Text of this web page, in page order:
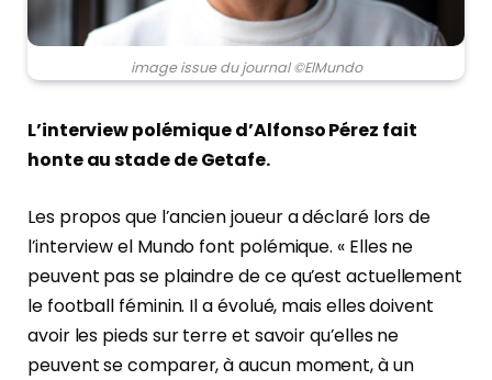
image issue du journal ©ElMundo
L’interview polémique d’Alfonso Pérez fait
honte au stade de Getafe.
Les propos que l’ancien joueur a déclaré lors de
l’interview el Mundo font polémique. « Elles ne
peuvent pas se plaindre de ce qu’est actuellement
le football féminin. Il a évolué, mais elles doivent
avoir les pieds sur terre et savoir qu’elles ne
peuvent se comparer, à aucun moment, à un